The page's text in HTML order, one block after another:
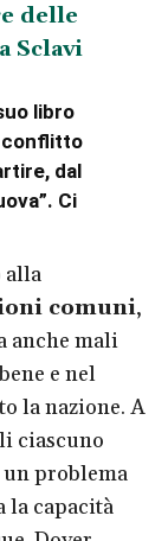
delle
Sclavi
libro
conflitto
dal
Ci
alla
comuni,
anche mali
e nel
la nazione. A
ciascuno
problema
la capacità